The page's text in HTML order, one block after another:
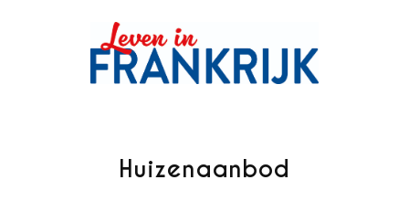
Huizenaanbod